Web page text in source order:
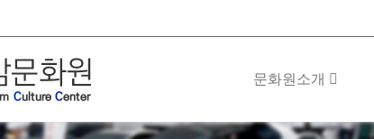
문화원소개